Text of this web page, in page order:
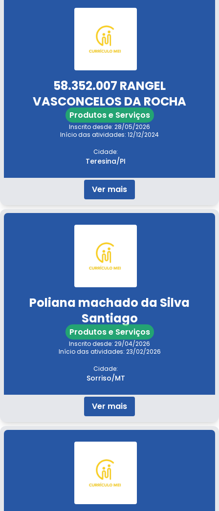
58.352.007 RANGEL
VASCONCELOS DA ROCHA
Produtos e Serviços
Inscrito desde: 28/05/2026
Início das atividades: 12/12/2024
Cidade:
Teresina/PI
Ver mais
Poliana machado da Silva
Santiago
Produtos e Serviços
Inscrito desde: 29/04/2026
Início das atividades: 23/02/2026
Cidade:
Sorriso/MT
Ver mais